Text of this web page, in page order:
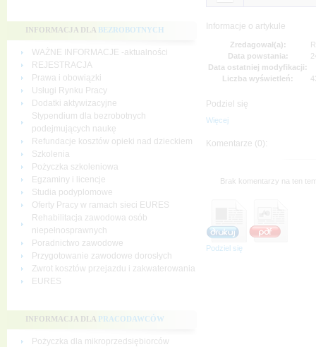
INFORMACJA DLA BEZROBOTNYCH
WAŻNE INFORMACJE -aktualności
REJESTRACJA
Prawa i obowiązki
Usługi Rynku Pracy
Dodatki aktywizacyjne
Stypendium dla bezrobotnych
podejmujących naukę
Refundacje kosztów opieki nad dzieckiem
Szkolenia
Pożyczka szkoleniowa
Egzaminy i licencje
Studia podyplomowe
Oferty Pracy w ramach sieci EURES
Rehabilitacja zawodowa osób
niepełnosprawnych
Poradnictwo zawodowe
Przygotowanie zawodowe dorosłych
Zwrot kosztów przejazdu i zakwaterowania
EURES
INFORMACJA DLA PRACODAWCÓW
Pożyczka dla mikroprzedsiębiorców
Informacje o artykule
Zredagował(a):
Data powstania:
Data ostatniej modyfikacji:
Liczba wyświetleń:
Podziel się
Więcej
Komentarze (0):
Brak komentarzy na ten
Podziel się